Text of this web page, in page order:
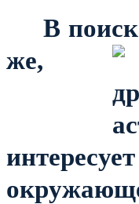
В
же,